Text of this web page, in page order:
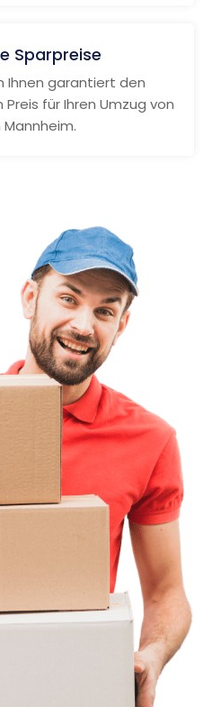
Sparpreise
Ihnen garantiert den
für Ihren Umzug von